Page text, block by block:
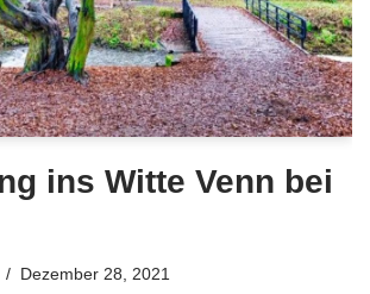
ins Witte Venn bei
Dezember 28, 2021